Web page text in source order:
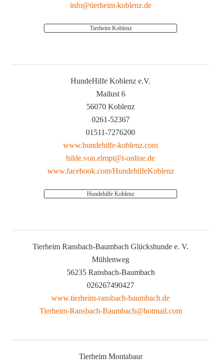
info@tierheim-koblenz.de
Tierheim Koblenz
HundeHilfe Koblenz e.V.
Mailust 6
56070 Koblenz
0261-52367
01511-7276200
www.hundehilfe-koblenz.com
hilde.von.elmpt@t-online.de
www.facebook.com/HundehilfeKoblenz
Hundehilfe Koblenz
Tierheim Ransbach-Baumbach Glückshunde e. V.
Mühlenweg
56235 Ransbach-Baumbach
026267490427
www.tierheim-ransbach-baumbach.de
Tierheim-Ransbach-Baumbach@hotmail.com
Tierheim Montabaur